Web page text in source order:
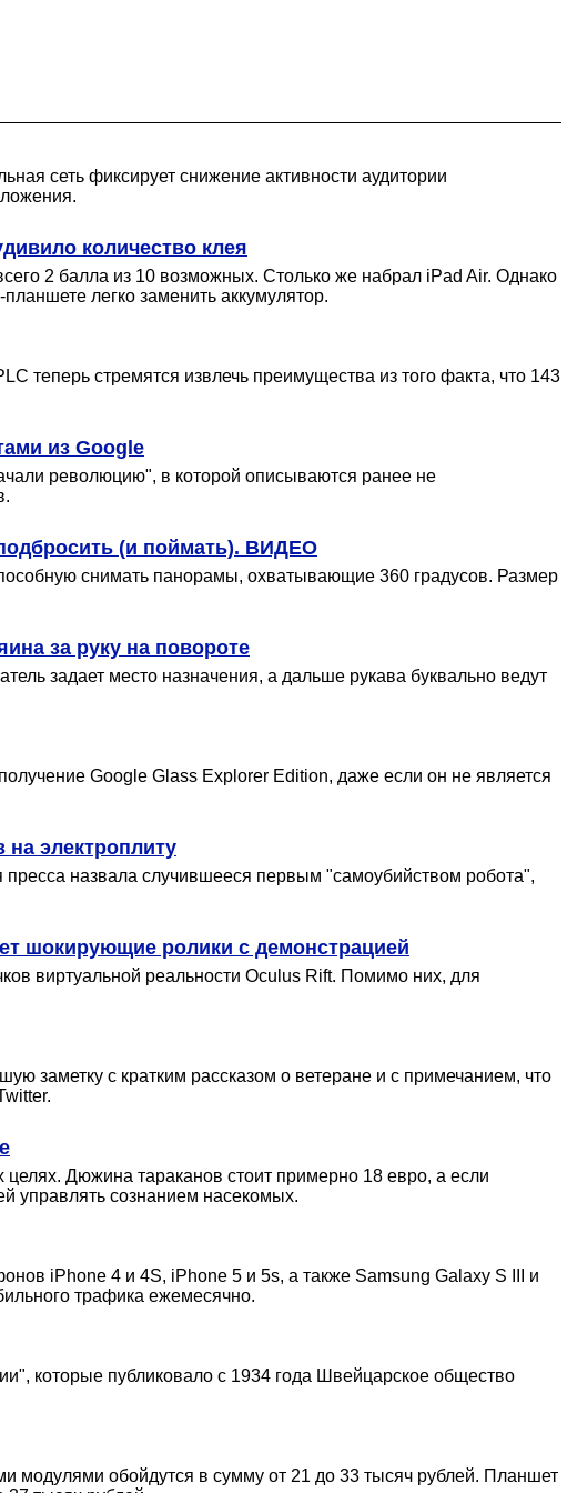
сеть фиксирует снижение активности аудитории
количество клея
2 балла из 10 возможных. Столько же набрал iPad Air. Однако
легко заменить аккумулятор.
теперь стремятся извлечь преимущества из того факта, что 143
из Google
революцию", в которой описываются ранее не
(и поймать). ВИДЕО
снимать панорамы, охватывающие 360 градусов. Размер
за руку на повороте
задает место назначения, а дальше рукава буквально ведут
Google Glass Explorer Edition, даже если он не является
электроплиту
назвала случившееся первым "самоубийством робота",
шокирующие ролики с демонстрацией
виртуальной реальности Oculus Rift. Помимо них, для
заметку с кратким рассказом о ветеране и с примечанием, что
Дюжина тараканов стоит примерно 18 евро, а если
управлять сознанием насекомых.
iPhone 4 и 4S, iPhone 5 и 5s, а также Samsung Galaxy S III и
трафика ежемесячно.
которые публиковало с 1934 года Швейцарское общество
модулями обойдутся в сумму от 21 до 33 тысяч рублей. Планшет